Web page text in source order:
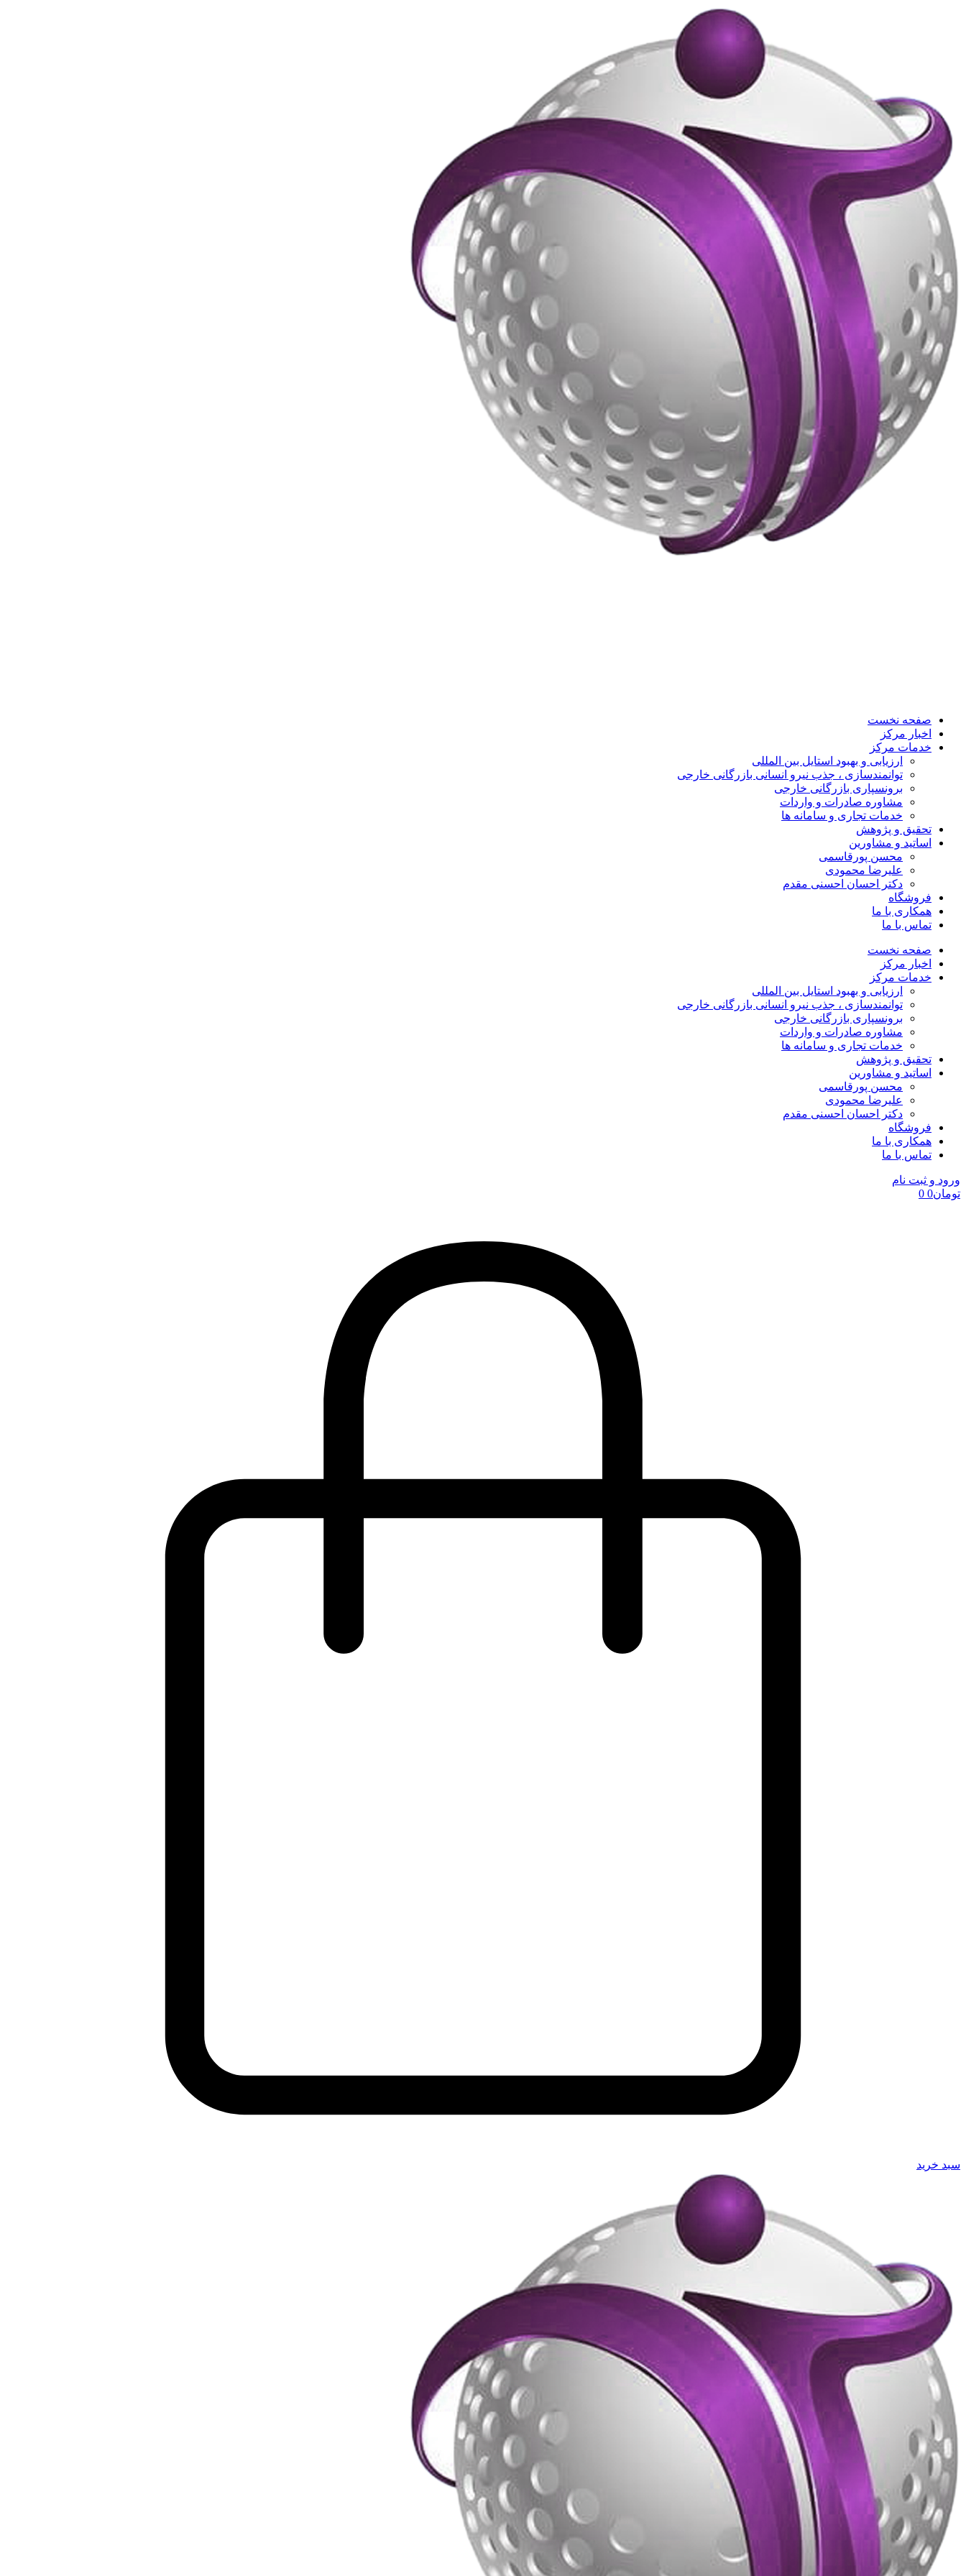
صفحه نخست
اخبار مرکز
خدمات مرکز
ارزیابی و بهبود استایل بین المللی
توانمندسازی ، جذب نیرو انسانی بازرگانی خارجی
برونسپاری بازرگانی خارجی
مشاوره صادرات و واردات
خدمات تجاری و سامانه ها
تحقیق و پژوهش
اساتید و مشاورین
محسن پورقاسمی
علیرضا محمودی
دکتر احسان احسنی مقدم
فروشگاه
همکاری با ما
تماس با ما
صفحه نخست
اخبار مرکز
خدمات مرکز
ارزیابی و بهبود استایل بین المللی
توانمندسازی ، جذب نیرو انسانی بازرگانی خارجی
برونسپاری بازرگانی خارجی
مشاوره صادرات و واردات
خدمات تجاری و سامانه ها
تحقیق و پژوهش
اساتید و مشاورین
محسن پورقاسمی
علیرضا محمودی
دکتر احسان احسنی مقدم
فروشگاه
همکاری با ما
تماس با ما
ورود و ثبت نام
تومان0
0
سبد خرید